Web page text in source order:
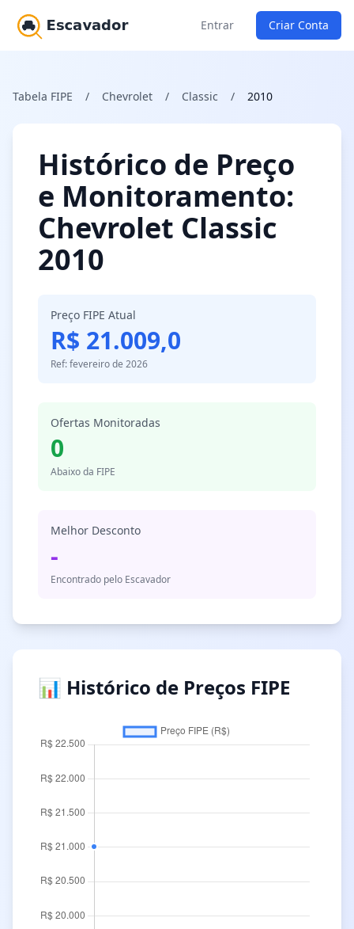
Entrar Criar Conta
Tabela FIPE / Chevrolet / Classic / 2010
Histórico de Preço
e Monitoramento:
Chevrolet Classic
2010
Preço FIPE Atual
R$ 21.009,0
Ref: fevereiro de 2026
Ofertas Monitoradas
0
Abaixo da FIPE
Melhor Desconto
-
Encontrado pelo Escavador
📊 Histórico de Preços FIPE